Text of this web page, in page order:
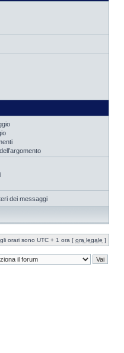
dei messaggi
orari sono UTC + 1 ora [ ora legale ]